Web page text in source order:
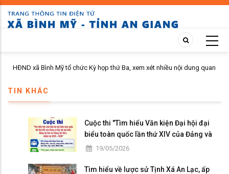
Skip
main
HĐND xã Bình Mỹ tổ chức Kỳ họp thứ Ba, xem xét nhiều nội dung quan
TIN KHÁC
Cuộc thi "Tìm hiểu Văn kiện Đại hội đại
biểu toàn quốc lần thứ XIV của Đảng và
Đại hội đại biểu Đảng bộ tỉnh An Giang lần
19/05/2026
Tìm hiểu về lược sử Tịnh Xá An Lạc, ấp